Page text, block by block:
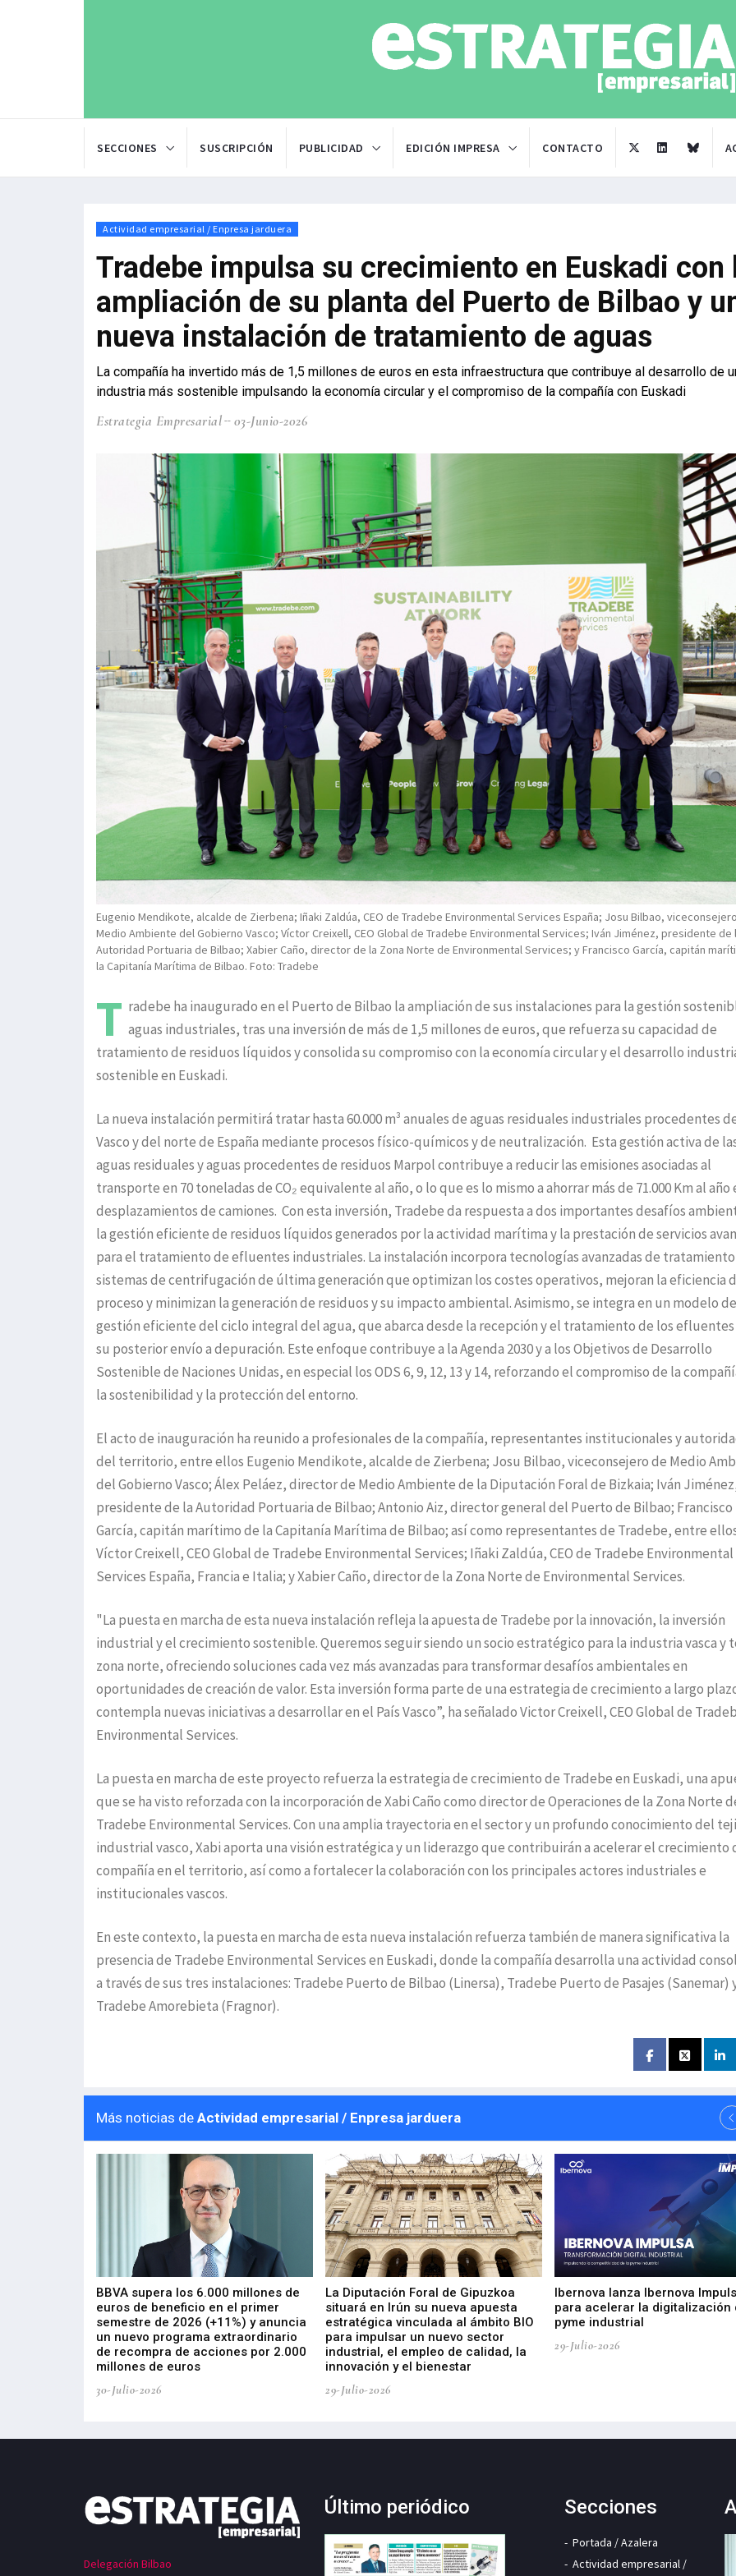
SECCIONES SUSCRIPCIÓN PUBLICIDAD EDICIÓN IMPRESA CONTACTO
Actividad empresarial / Enpresa jarduera
Tradebe impulsa su crecimiento en Euskadi con
ampliación de su planta del Puerto de Bilbao y
nueva instalación de tratamiento de aguas
La compañía ha invertido más de 1,5 millones de euros en esta infraestructura que contribuye al desarrollo de
industria más sostenible impulsando la economía circular y el compromiso de la compañía con Euskadi
Estrategia Empresarial 03-Junio-2026
Eugenio Mendikote, alcalde de Zierbena; Iñaki Zaldúa, CEO de Tradebe Environmental Services España; Josu Bilbao,
Medio Ambiente del Gobierno Vasco; Víctor Creixell, CEO Global de Tradebe Environmental Services; Iván Jiménez, presidente de
Autoridad Portuaria de Bilbao; Xabier Caño, director de la Zona Norte de Environmental Services; y Francisco García, capitán
la Capitanía Marítima de Bilbao. Foto: Tradebe
T radebe ha inaugurado en el Puerto de Bilbao la ampliación de sus instalaciones para la gestión
aguas industriales, tras una inversión de más de 1,5 millones de euros, que refuerza su capacidad de
tratamiento de residuos líquidos y consolida su compromiso con la economía circular y el desarrollo
sostenible en Euskadi.
La nueva instalación permitirá tratar hasta 60.000 m³ anuales de aguas residuales industriales procedentes
Vasco y del norte de España mediante procesos físico-químicos y de neutralización. Esta gestión activa de
aguas residuales y aguas procedentes de residuos Marpol contribuye a reducir las emisiones asociadas al
transporte en 70 toneladas de CO₂ equivalente al año, o lo que es lo mismo a ahorrar más de 71.000 Km al año
desplazamientos de camiones. Con esta inversión, Tradebe da respuesta a dos importantes desafíos
la gestión eficiente de residuos líquidos generados por la actividad marítima y la prestación de servicios
para el tratamiento de efluentes industriales. La instalación incorpora tecnologías avanzadas de
sistemas de centrifugación de última generación que optimizan los costes operativos, mejoran la eficiencia
proceso y minimizan la generación de residuos y su impacto ambiental. Asimismo, se integra en un modelo de
gestión eficiente del ciclo integral del agua, que abarca desde la recepción y el tratamiento de los efluentes
su posterior envío a depuración. Este enfoque contribuye a la Agenda 2030 y a los Objetivos de Desarrollo
Sostenible de Naciones Unidas, en especial los ODS 6, 9, 12, 13 y 14, reforzando el compromiso de la
la sostenibilidad y la protección del entorno.
El acto de inauguración ha reunido a profesionales de la compañía, representantes institucionales y
del territorio, entre ellos Eugenio Mendikote, alcalde de Zierbena; Josu Bilbao, viceconsejero de Medio
del Gobierno Vasco; Álex Peláez, director de Medio Ambiente de la Diputación Foral de Bizkaia; Iván
presidente de la Autoridad Portuaria de Bilbao; Antonio Aiz, director general del Puerto de Bilbao; Francisco
García, capitán marítimo de la Capitanía Marítima de Bilbao; así como representantes de Tradebe, entre
Víctor Creixell, CEO Global de Tradebe Environmental Services; Iñaki Zaldúa, CEO de Tradebe Environmental
Services España, Francia e Italia; y Xabier Caño, director de la Zona Norte de Environmental Services.
"La puesta en marcha de esta nueva instalación refleja la apuesta de Tradebe por la innovación, la inversión
industrial y el crecimiento sostenible. Queremos seguir siendo un socio estratégico para la industria vasca y
zona norte, ofreciendo soluciones cada vez más avanzadas para transformar desafíos ambientales en
oportunidades de creación de valor. Esta inversión forma parte de una estrategia de crecimiento a largo
contempla nuevas iniciativas a desarrollar en el País Vasco”, ha señalado Victor Creixell, CEO Global de
Environmental Services.
La puesta en marcha de este proyecto refuerza la estrategia de crecimiento de Tradebe en Euskadi, una
que se ha visto reforzada con la incorporación de Xabi Caño como director de Operaciones de la Zona Norte
Tradebe Environmental Services. Con una amplia trayectoria en el sector y un profundo conocimiento del
industrial vasco, Xabi aporta una visión estratégica y un liderazgo que contribuirán a acelerar el crecimiento
compañía en el territorio, así como a fortalecer la colaboración con los principales actores industriales e
institucionales vascos.
En este contexto, la puesta en marcha de esta nueva instalación refuerza también de manera significativa la
presencia de Tradebe Environmental Services en Euskadi, donde la compañía desarrolla una actividad
a través de sus tres instalaciones: Tradebe Puerto de Bilbao (Linersa), Tradebe Puerto de Pasajes (Sanemar)
Tradebe Amorebieta (Fragnor).
Más noticias de Actividad empresarial / Enpresa jarduera
BBVA supera los 6.000 millones de
euros de beneficio en el primer
semestre de 2026 (+11%) y anuncia
un nuevo programa extraordinario
de recompra de acciones por 2.000
millones de euros
30-Julio-2026
La Diputación Foral de Gipuzkoa
situará en Irún su nueva apuesta
estratégica vinculada al ámbito BIO
para impulsar un nuevo sector
industrial, el empleo de calidad, la
innovación y el bienestar
29-Julio-2026
Ibernova lanza Ibernova
para acelerar la digitalización
pyme industrial
29-Julio-2026
Delegación Bilbao
Último periódico Secciones
Portada / Azalera
Actividad empresarial /